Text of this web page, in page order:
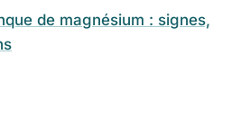
de magnésium : signes,